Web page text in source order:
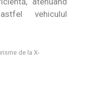
vehiculul
de la X-